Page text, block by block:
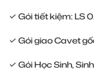
✓ Gói tiết kiệm: LS
✓ Gói giao Cavet
✓ Gói Học Sinh,